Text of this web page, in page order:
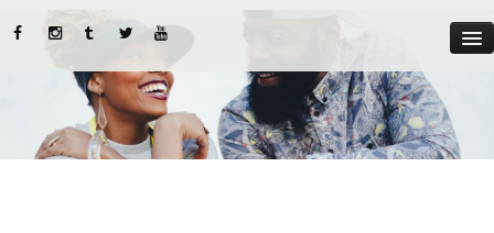
MYST
ABOUT US